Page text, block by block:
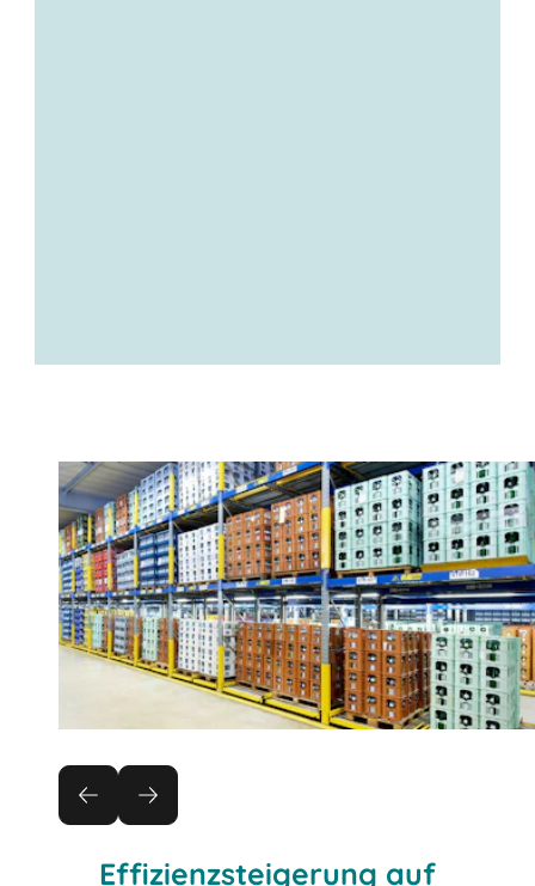
Effizienzsteigerung auf